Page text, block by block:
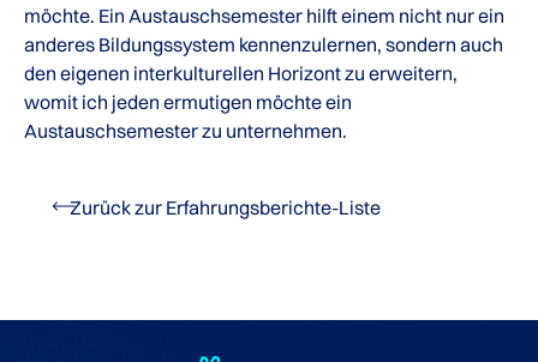
möchte. Ein Austauschsemester hilft einem nicht nur ein
anderes Bildungssystem kennenzulernen, sondern auch
den eigenen interkulturellen Horizont zu erweitern,
womit ich jeden ermutigen möchte ein
Austauschsemester zu unternehmen.
Zurück zur Erfahrungsberichte-Liste